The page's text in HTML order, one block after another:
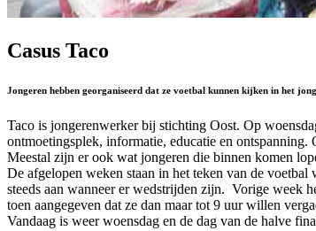
Casus Taco
Jongeren hebben georganiseerd dat ze voetbal kunnen kijken in het
Taco is jongerenwerker bij stichting Oost. Op
ontmoetingsplek, informatie, educatie en
Meestal zijn er ook wat jongeren die binnen komen
De afgelopen weken staan in het teken van de
steeds aan wanneer er wedstrijden zijn. Vorige week
toen aangegeven dat ze dan maar tot 9 uur willen
Vandaag is weer woensdag en de dag van de halve